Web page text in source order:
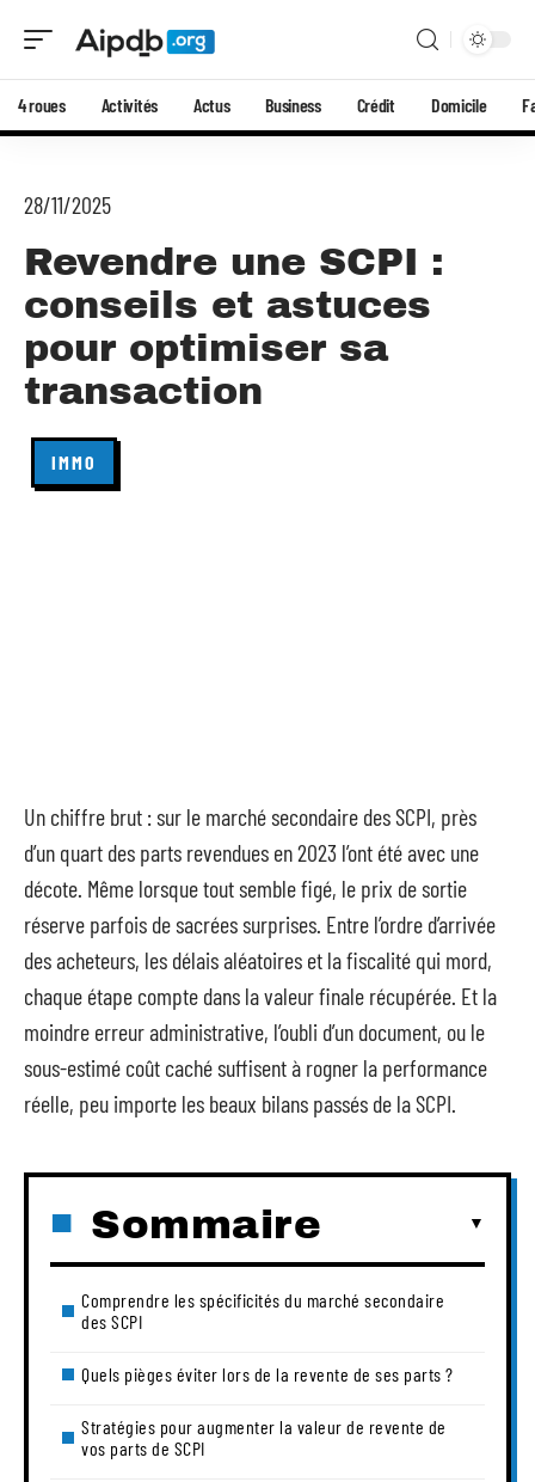
4 roues Activités Actus Business Crédit Domicile
28/11/2025
Revendre une SCPI :
conseils et astuces
pour optimiser sa
transaction
IMMO
Un chiffre brut : sur le marché secondaire des SCPI, près
d’un quart des parts revendues en 2023 l’ont été avec une
décote. Même lorsque tout semble figé, le prix de sortie
réserve parfois de sacrées surprises. Entre l’ordre d’arrivée
des acheteurs, les délais aléatoires et la fiscalité qui mord,
chaque étape compte dans la valeur finale récupérée. Et la
moindre erreur administrative, l’oubli d’un document, ou le
sous-estimé coût caché suffisent à rogner la performance
réelle, peu importe les beaux bilans passés de la SCPI.
Sommaire
Comprendre les spécificités du marché secondaire
des SCPI
Quels pièges éviter lors de la revente de ses parts ?
Stratégies pour augmenter la valeur de revente de
vos parts de SCPI